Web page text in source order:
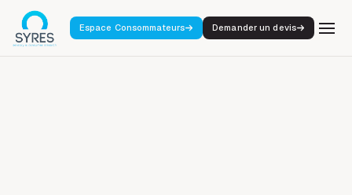
Espace Consommateurs Demander un devis